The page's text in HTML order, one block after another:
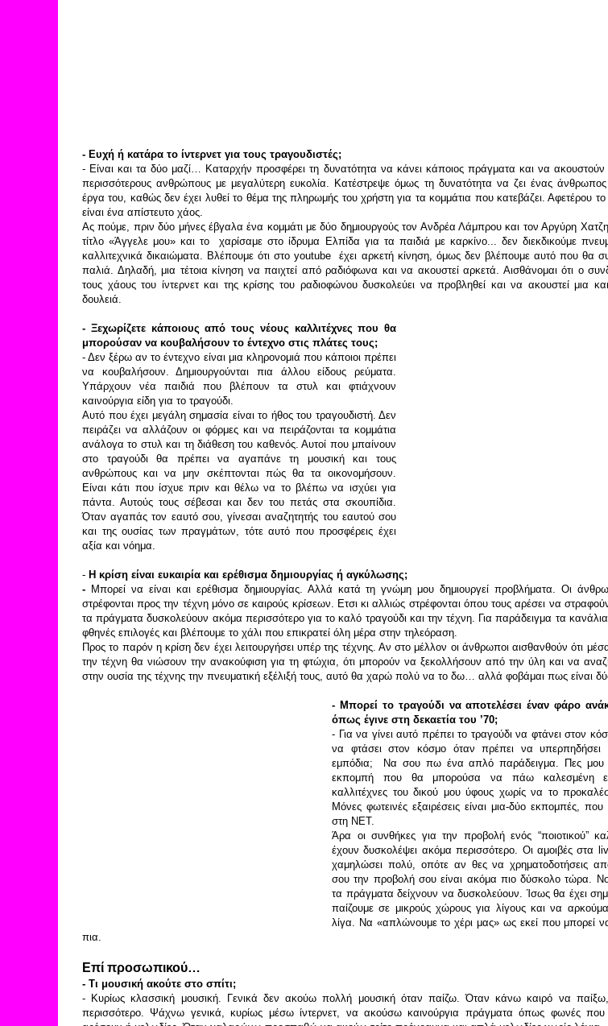
- Ευχή ή κατάρα το ίντερνετ για τους τραγουδιστές;
- Είναι και τα δύο μαζί… Καταρχήν προσφέρει τη δυνατότητα να κάνει κάποιος πράγματα και να
περισσότερους ανθρώπους με μεγαλύτερη ευκολία. Κατέστρεψε όμως τη δυνατότητα να ζει ένας
έργα του, καθώς δεν έχει λυθεί το θέμα της πληρωμής του χρήστη για τα κομμάτια που κατεβάζει. Αφετέρου το
είναι ένα απίστευτο χάος.
Ας πούμε, πριν δύο μήνες έβγαλα ένα κομμάτι με δύο δημιουργούς τον Ανδρέα Λάμπρου και τον Αργύρη
τίτλο «Άγγελε μου» και το χαρίσαμε στο ίδρυμα Ελπίδα για τα παιδιά με καρκίνο... δεν διεκδικούμε
καλλιτεχνικά δικαιώματα. Βλέπουμε ότι στο youtube έχει αρκετή κίνηση, όμως δεν βλέπουμε αυτό που θα
παλιά. Δηλαδή, μια τέτοια κίνηση να παιχτεί από ραδιόφωνα και να ακουστεί αρκετά. Αισθάνομαι ότι ο
τους χάους του ίντερνετ και της κρίσης του ραδιοφώνου δυσκολεύει να προβληθεί και να ακουστεί μια
δουλειά.
- Ξεχωρίζετε κάποιους από τους νέους καλλιτέχνες που θα
μπορούσαν να κουβαλήσουν το έντεχνο στις πλάτες τους;
- Δεν ξέρω αν το έντεχνο είναι μια κληρονομιά που κάποιοι πρέπει
να κουβαλήσουν. Δημιουργούνται πια άλλου είδους ρεύματα.
Υπάρχουν νέα παιδιά που βλέπουν τα στυλ και φτιάχνουν
καινούργια είδη για το τραγούδι.
Αυτό που έχει μεγάλη σημασία είναι το ήθος του τραγουδιστή. Δεν
πειράζει να αλλάζουν οι φόρμες και να πειράζονται τα κομμάτια
ανάλογα το στυλ και τη διάθεση του καθενός. Αυτοί που μπαίνουν
στο τραγούδι θα πρέπει να αγαπάνε τη μουσική και τους
ανθρώπους και να μην σκέπτονται πώς θα τα οικονομήσουν.
Είναι κάτι που ίσχυε πριν και θέλω να το βλέπω να ισχύει για
πάντα. Αυτούς τους σέβεσαι και δεν του πετάς στα σκουπίδια.
Όταν αγαπάς τον εαυτό σου, γίνεσαι αναζητητής του εαυτού σου
και της ουσίας των πραγμάτων, τότε αυτό που προσφέρεις έχει
αξία και νόημα.
- Η κρίση είναι ευκαιρία και ερέθισμα δημιουργίας ή αγκύλωσης;
- Μπορεί να είναι και ερέθισμα δημιουργίας. Αλλά κατά τη γνώμη μου δημιουργεί προβλήματα. Οι
στρέφονται προς την τέχνη μόνο σε καιρούς κρίσεων. Ετσι κι αλλιώς στρέφονται όπου τους αρέσει να
τα πράγματα δυσκολεύουν ακόμα περισσότερο για το καλό τραγούδι και την τέχνη. Για παράδειγμα τα
φθηνές επιλογές και βλέπουμε το χάλι που επικρατεί όλη μέρα στην τηλεόραση.
Προς το παρόν η κρίση δεν έχει λειτουργήσει υπέρ της τέχνης. Αν στο μέλλον οι άνθρωποι αισθανθούν ότι
την τέχνη θα νιώσουν την ανακούφιση για τη φτώχια, ότι μπορούν να ξεκολλήσουν από την ύλη και να
στην ουσία της τέχνης την πνευματική εξέλιξή τους, αυτό θα χαρώ πολύ να το δω… αλλά φοβάμαι πως είναι
- Μπορεί το τραγούδι να αποτελέσει έναν φάρο
όπως έγινε στη δεκαετία του ’70;
- Για να γίνει αυτό πρέπει το τραγούδι να φτάνει στον
να φτάσει στον κόσμο όταν πρέπει να υπερπηδήσει
εμπόδια; Να σου πω ένα απλό παράδειγμα. Πες μου
εκπομπή που θα μπορούσα να πάω καλεσμένη
καλλιτέχνες του δικού μου ύφους χωρίς να το
Μόνες φωτεινές εξαιρέσεις είναι μια-δύο εκπομπές, που
στη ΝΕΤ.
Άρα οι συνθήκες για την προβολή ενός “ποιοτικού”
έχουν δυσκολέψει ακόμα περισσότερο. Οι αμοιβές στα
χαμηλώσει πολύ, οπότε αν θες να χρηματοδοτήσεις
σου την προβολή σου είναι ακόμα πιο δύσκολο τώρα.
τα πράγματα δείχνουν να δυσκολεύουν. Ίσως θα έχει
παίζουμε σε μικρούς χώρους για λίγους και να
λίγα. Να «απλώνουμε το χέρι μας» ως εκεί που μπορεί
πια.
Επί προσωπικού…
- Τι μουσική ακούτε στο σπίτι;
- Κυρίως κλασσική μουσική. Γενικά δεν ακούω πολλή μουσική όταν παίζω. Όταν κάνω καιρό να
περισσότερο. Ψάχνω γενικά, κυρίως μέσω ίντερνετ, να ακούσω καινούργια πράγματα όπως φωνές